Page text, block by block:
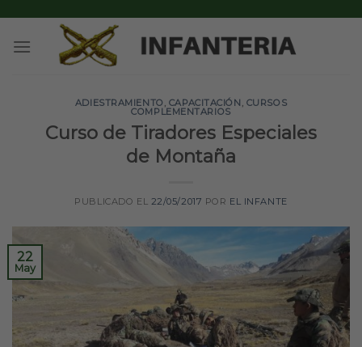
content
ADIESTRAMIENTO , CAPACITACIÓN , CURSOS
COMPLEMENTARIOS
Curso de Tiradores Especiales
de Montaña
PUBLICADO EL 22/05/2017 POR EL INFANTE
22
May